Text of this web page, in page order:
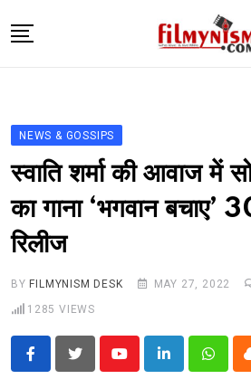
to
TELEVISION
BHOJPURI
NEWS ABTAK
STARRY SIDES
MORE
NEWS & GOSSIPS
स्वाति शर्मा की आवाज में
का गाना ‘भगवान बचाए’
रिलीज
BY FILMYNISM DESK MAY 27, 2022
1285 VIEWS
YoutubeLinkedIn